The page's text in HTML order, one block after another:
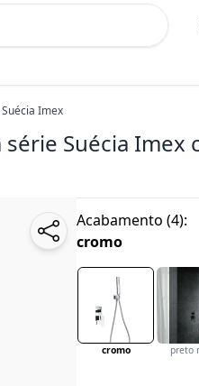
Imex
Suécia Imex
Acabamento (4):
cromo
cromo preto